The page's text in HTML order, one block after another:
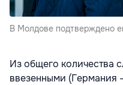
В Молдове подтверждено
Из общего количества
ввезенными (Германия